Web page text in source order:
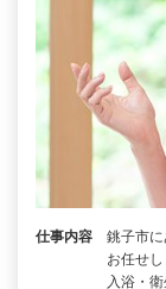
仕事内容
銚子市
お任せ
入浴・